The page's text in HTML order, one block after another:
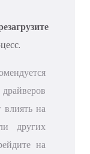
влиять на
других
на